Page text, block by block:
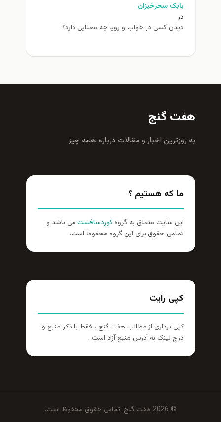
بابک سحرخیزان
در
دیدن کسی در خواب و رویا چه معنایی دارد؟
هفت گنج
به روزترين اخبار و مقالات درباره همه چيز
ما که هستیم ؟
این سایت متعلق به گروهکوردسافست می باشد و
تمامی حقوق برای این گروه محفوظ است.
کپی رایت
کپی برداری از مطالب هفت گنج ، فقط با ذکر منبع و
درج لینک به آدرس منبع آزاد است .
© 2026 هفت گنج. تمامی حقوق محفوظ است.